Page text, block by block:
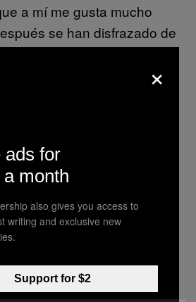
a mí me gusta mucho
se han disfrazado de
han querido. ¡Algo habré
te hagas una idea: yo
han salido todos del
les habré
cuñada. Mi sobrino va de
mis hijos de Viuda Negra
de Spiderman ya está
lo compramos hace más
hecho ya algunos
×
ads for
month
also gives you access to
writing and exclusive new
Support for $2